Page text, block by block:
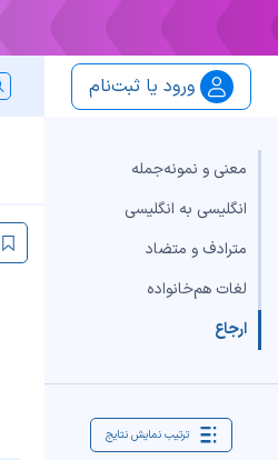
ورود یا ثبت‌نام
معنی و نمونه‌جمله
انگلیسی به انگلیسی
مترادف و متضاد
لغات هم‌خانواده
ارجاع
ترتیب نمایش نتایج